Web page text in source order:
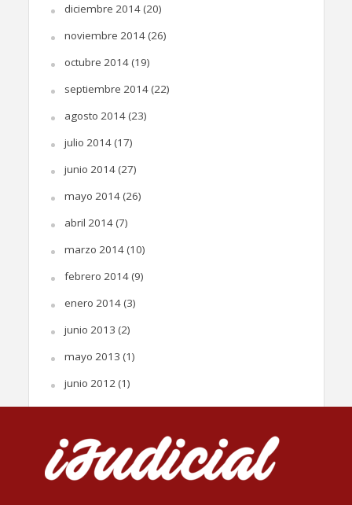
diciembre 2014(20)
noviembre 2014(26)
octubre 2014(19)
septiembre 2014(22)
agosto 2014(23)
julio 2014(17)
junio 2014(27)
mayo 2014(26)
abril 2014(7)
marzo 2014(10)
febrero 2014(9)
enero 2014(3)
junio 2013 (2)
mayo 2013 (1)
junio 2012(1)